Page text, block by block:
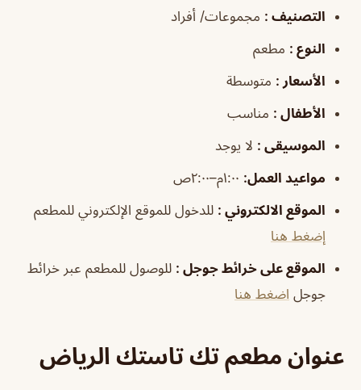
التصنيف : مجموعات/ أفراد
النوع : مطعم
الأسعار : متوسطة
الأطفال : مناسب
الموسيقى : لا يوجد
مواعيد العمل:
الموقع الالكتروني : للدخول للموقع الإلكتروني للمطعم
إضغط هنا
الموقع على خرائط جوجل : للوصول للمطعم عبر خرائط
جوجل اضغط هنا
عنوان مطعم تك تاستك الرياض